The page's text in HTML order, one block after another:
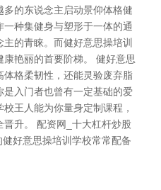
的东说念主启动景仰体格健
种集健身与塑形于一体的通
的青睐。而健好意思操培训
艳丽的首要阶梯。 健好意思
格柔韧性，还能灵验废弃脂
是入门者也曾有一定基础的爱
王人能为你量身定制课程，
升。 配资网_十大杠杆炒股
好意思操培训学校常常配备